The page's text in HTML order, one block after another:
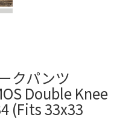
クパンツ
Double Knee
(Fits 33x33